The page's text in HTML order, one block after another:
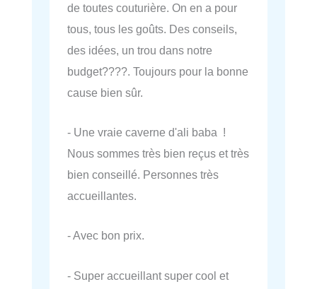
de toutes couturière. On en a pour
tous, tous les goûts. Des conseils,
des idées, un trou dans notre
budget????. Toujours pour la bonne
cause bien sûr.
- Une vraie caverne d'ali baba !
Nous sommes très bien reçus et très
bien conseillé. Personnes très
accueillantes.
- Avec bon prix.
- Super accueillant super cool et